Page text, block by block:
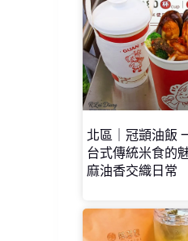
北區｜冠顗油飯
台式傳統米食的
麻油香交織日常